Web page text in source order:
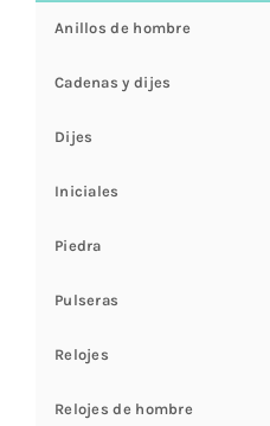
Anillos de hombre
Cadenas y dijes
Dijes
Iniciales
Piedra
Pulseras
Relojes
Relojes de hombre